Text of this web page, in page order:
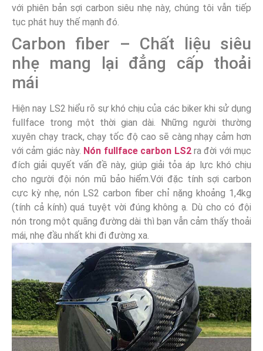
với phiên bản sợi carbon siêu nhẹ này, chúng tôi vẫn tiếp
tục phát huy thế mạnh đó.
Carbon fiber – Chất liệu siêu
nhẹ mang lại đẳng cấp thoải
mái
Hiện nay LS2 hiểu rõ sự khó chịu của các biker khi sử dụng
fullface trong một thời gian dài. Những người thường
xuyên chạy track, chạy tốc độ cao sẽ càng nhạy cảm hơn
với cảm giác này. Nón fullface carbon LS2ra đời với mục
đích giải quyết vấn đề này, giúp giải tỏa áp lực khó chịu
cho người đội nón mũ bảo hiểm.Với đặc tính sợi carbon
cực kỳ nhẹ, nón LS2 carbon fiber chỉ nặng khoảng 1,4kg
(tính cả kính) quá tuyệt vời đúng không ạ. Dù cho có đội
nón trong một quãng đường dài thì bạn vẫn cảm thấy thoải
mái, nhẹ đầu nhất khi đi đường xa.